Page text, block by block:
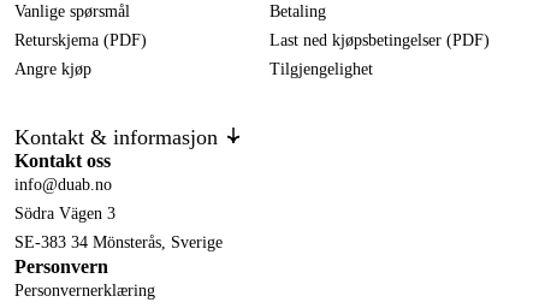
Vanlige spørsmål
Returskjema (PDF)
Angre kjøp
Betaling
Last ned kjøpsbetingelser (PDF)
Tilgjengelighet
Kontakt & informasjon
Kontakt oss
info@duab.no
Södra Vägen 3
SE-383 34 Mönsterås, Sverige
Personvern
Personvernerklæring